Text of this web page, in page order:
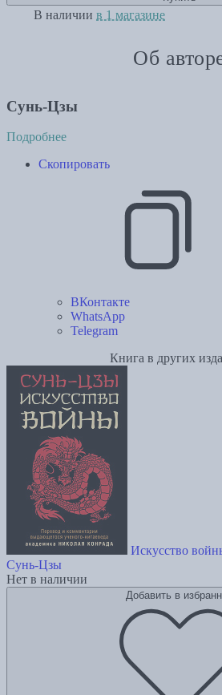
В наличии в 1 магазине
Об
Сунь-Цзы
Подробнее
Скопировать
ВКонтакте
WhatsApp
Telegram
Книга в других
Искусство
Сунь-Цзы
Нет в наличии
Добавить в